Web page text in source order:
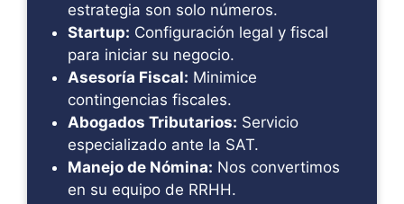
estrategia son solo números.
Startup: Configuración legal y fiscal
para iniciar su negocio.
Asesoría Fiscal: Minimice
contingencias fiscales.
Abogados Tributarios: Servicio
especializado ante la SAT.
Manejo de Nómina: Nos convertimos
en su equipo de RRHH.